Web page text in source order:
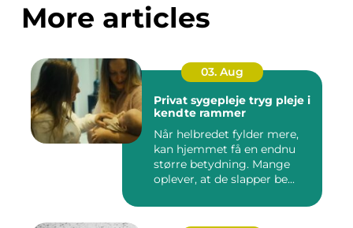
More articles
03. Aug
Privat sygepleje tryg pleje i
kendte rammer
Når helbredet fylder mere,
kan hjemmet få en endnu
større betydning. Mange
oplever, at de slapper be...